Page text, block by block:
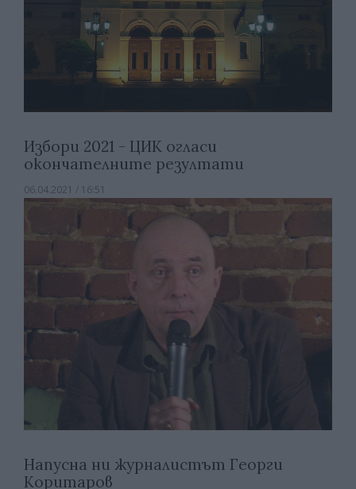
Избори 2021 - ЦИК огласи
окончателните резултати
06.04.2021 / 16:51
Напусна ни журналистът Георги
Коритаров